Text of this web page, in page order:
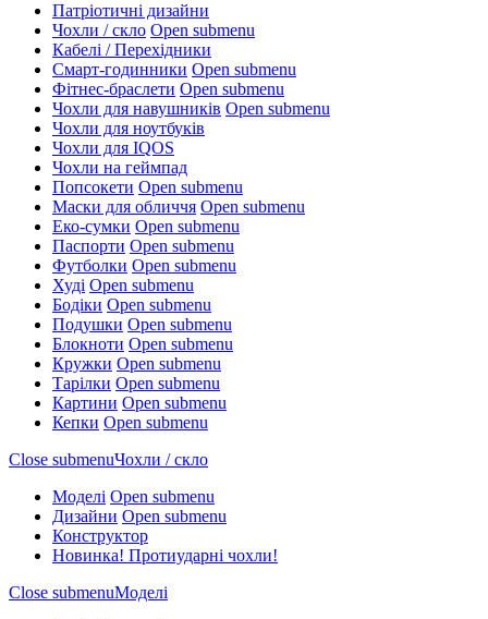
Патріотичні дизайни
Чохли / скло Open submenu
Кабелі / Перехідники
Смарт-годинники Open submenu
Фітнес-браслети Open submenu
Чохли для навушників Open submenu
Чохли для ноутбуків
Чохли для IQOS
Чохли на геймпад
Попсокети Open submenu
Маски для обличчя Open submenu
Еко-сумки Open submenu
Паспорти Open submenu
Футболки Open submenu
Худі Open submenu
Бодіки Open submenu
Подушки Open submenu
Блокноти Open submenu
Кружки Open submenu
Тарілки Open submenu
Картини Open submenu
Кепки Open submenu
Close submenuЧохли / скло
Моделі Open submenu
Дизайни Open submenu
Конструктор
Новинка! Протиударні чохли!
Close submenuМоделі